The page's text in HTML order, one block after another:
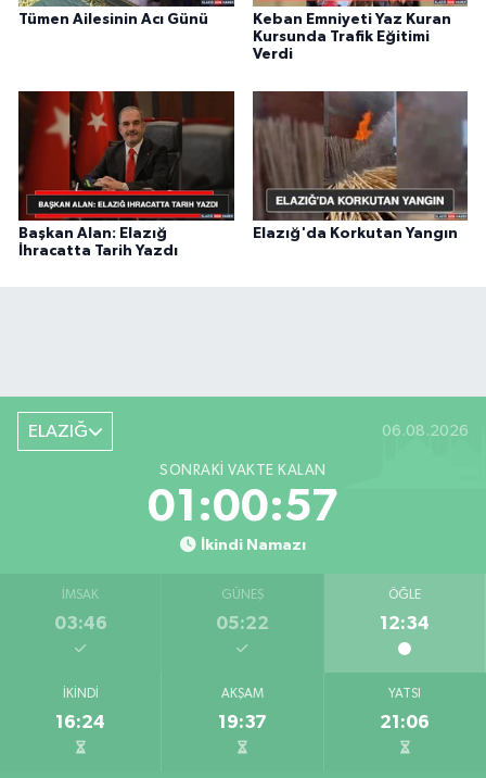
Tümen Ailesinin Acı Günü
Keban Emniyeti Yaz Kuran
Kursunda Trafik Eğitimi
Verdi
Başkan Alan: Elazığ
İhracatta Tarih Yazdı
Elazığ'da Korkutan Yangın
ELAZIĞ 06.08.2026
SONRAKI VAKTE KALAN
01:00:57
İkindi Namazı
İMSAK
03:46
GÜNEŞ
05:22
ÖĞLE
12:34
İKINDI
16:24
AKŞAM
19:37
YATSI
21:06